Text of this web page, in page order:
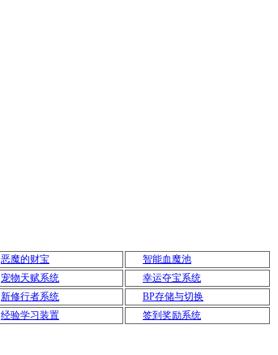
恶魔的财宝
智能血魔池
宠物天赋系统
幸运夺宝系统
新修行者系统
BP存储与切换
经验学习装置 签到奖励系统